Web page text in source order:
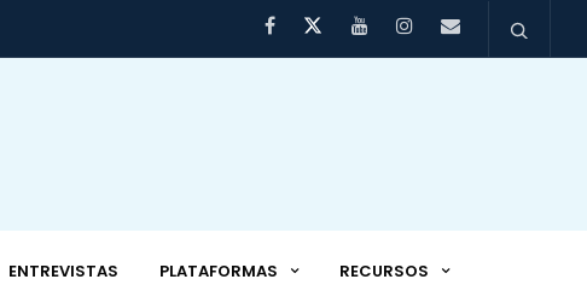
ENTREVISTAS PLATAFORMAS RECURSOS